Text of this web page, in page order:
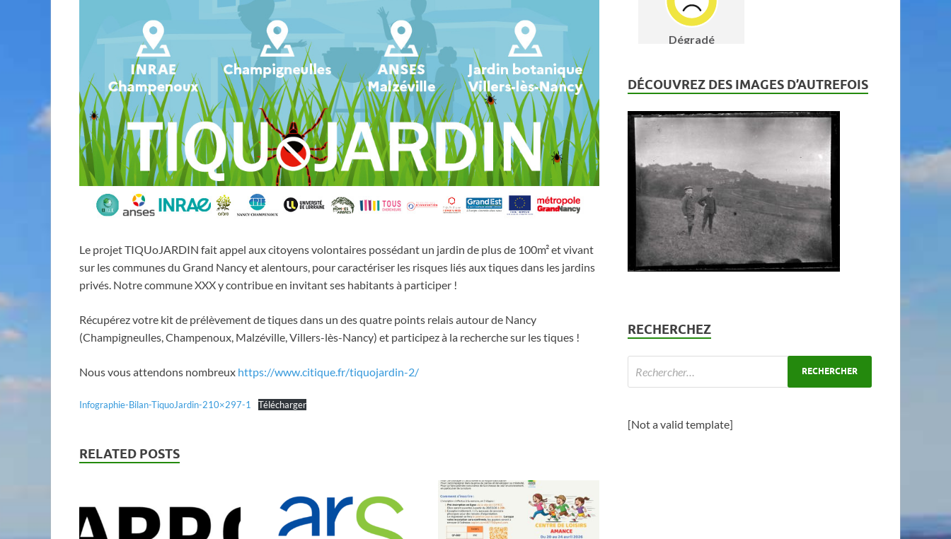
Le projet TIQUoJARDIN fait appel aux citoyens volontaires possédant un jardin de plus de 100m² et vivant
sur les communes du Grand Nancy et alentours, pour caractériser les risques liés aux tiques dans les jardins
privés. Notre commune XXX y contribue en invitant ses habitants à participer !
Récupérez votre kit de prélèvement de tiques dans un des quatre points relais autour de Nancy
(Champigneulles, Champenoux, Malzéville, Villers-lès-Nancy) et participez à la recherche sur les tiques !
Nous vous attendons nombreux https://www.citique.fr/tiquojardin-2/
Infographie-Bilan-TiquoJardin-210×297-1 Télécharger
RELATED POSTS
DÉCOUVREZ DES IMAGES D’AUTREFOIS
RECHERCHEZ
[Not a valid template]